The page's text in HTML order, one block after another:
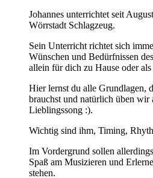
Johannes unterrichtet seit
Wörrstadt Schlagzeug.
Sein Unterricht richtet sich
Wünschen und Bedürfnissen
allein für dich zu Hause oder
Hier lernst du alle Grundlagen,
brauchst und natürlich üben wir
Lieblingssong :).
Wichtig sind ihm, Timing,
Im Vordergrund sollen
Spaß am Musizieren und
stehen.